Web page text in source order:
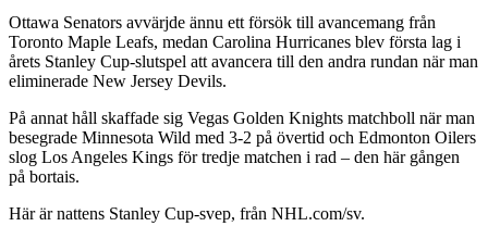
Ottawa Senators avvärjde ännu ett försök till avancemang från
Toronto Maple Leafs, medan Carolina Hurricanes blev första lag i
årets Stanley Cup-slutspel att avancera till den andra rundan när man
eliminerade New Jersey Devils.
På annat håll skaffade sig Vegas Golden Knights matchboll när man
besegrade Minnesota Wild med 3-2 på övertid och Edmonton Oilers
slog Los Angeles Kings för tredje matchen i rad – den här gången
på bortais.
Här är nattens Stanley Cup-svep, från NHL.com/sv.